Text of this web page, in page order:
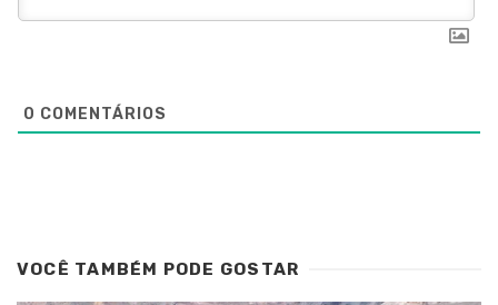
0 COMENTÁRIOS
VOCÊ TAMBÉM PODE GOSTAR